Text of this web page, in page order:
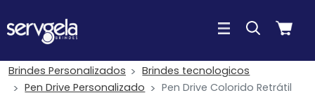
Brindes Personalizados
Brindes tecnologicos
Pen Drive Personalizado
Pen Drive Colorido Retrátil